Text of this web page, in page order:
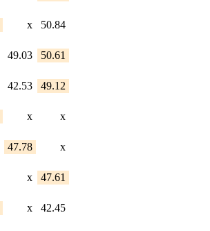
x 50.84
49.03 50.61
42.53 49.12
x x
47.78 x
x 47.61
x 42.45